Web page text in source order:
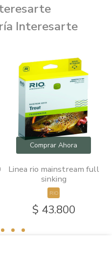
Interesarte
Comprar Ahora
Linea rio mainstream full
sinking
RIO
$ 43.800